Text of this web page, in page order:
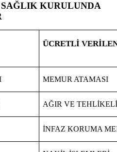
KURULUNDA
ÜCRETLİ
MEMUR ATAMASI
AĞIR VE
İNFAZ KORUMA